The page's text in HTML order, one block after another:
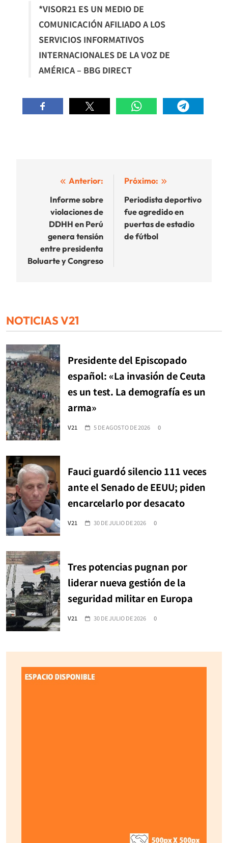
*VISOR21 ES UN MEDIO DE
COMUNICACIÓN AFILIADO A LOS
SERVICIOS INFORMATIVOS
INTERNACIONALES DE LA VOZ DE
AMÉRICA – BBG DIRECT
Navegación
entradas
Anterior:
Informe sobre
violaciones de
DDHH en Perú
genera tensión
entre presidenta
Boluarte y Congreso
Próximo:
Periodista deportivo
fue agredido en
puertas de estadio
de fútbol
NOTICIAS V21
Presidente del Episcopado
español: «La invasión de Ceuta
es un test. La demografía es un
arma»
V21 5 DE AGOSTO DE 2026 0
Fauci guardó silencio 111 veces
ante el Senado de EEUU; piden
encarcelarlo por desacato
V21 30 DE JULIO DE 2026 0
Tres potencias pugnan por
liderar nueva gestión de la
seguridad militar en Europa
V21 30 DE JULIO DE 2026 0